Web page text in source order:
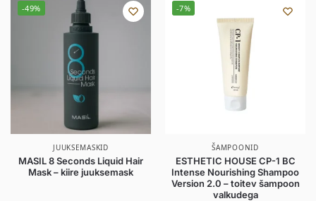
-49%
JUUKSEMASKID
MASIL 8 Seconds Liquid Hair
Mask – kiire juuksemask
-7%
ŠAMPOONID
ESTHETIC HOUSE CP-1 BC
Intense Nourishing Shampoo
Version 2.0 – toitev šampoon
valkudega